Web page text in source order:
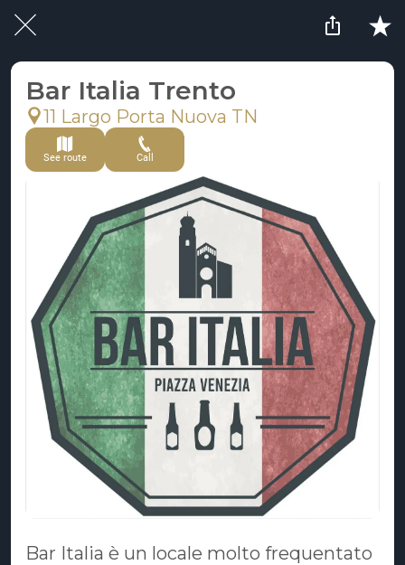
Bar Italia Trento
11 Largo Porta Nuova TN
See route Call
Bar Italia è un locale molto frequentato